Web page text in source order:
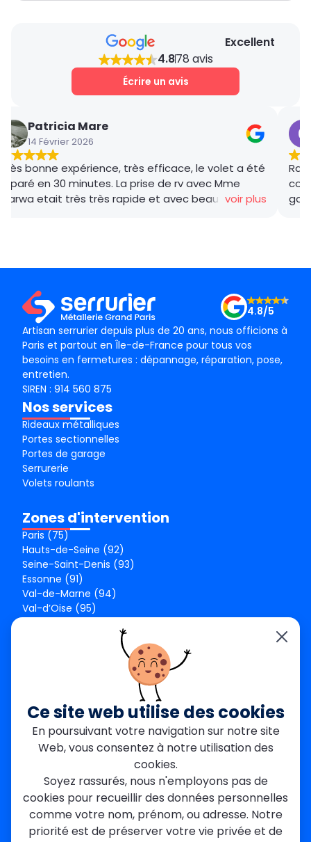
Excellent
4.878 avis
Écrire un avis
Patricia Mare
14 Février 2026
Très bonne expérience, très efficace, le volet a été
réparé en 30 minutes. La prise de rv avec Mme
Marwa etait très très rapide et avec beaucoup de
voir plus
Artisan serrurier depuis plus de 20 ans, nous officions à
Paris et partout en Île-de-France pour tous vos
besoins en fermetures : dépannage, réparation, pose,
entretien.
4.8/5
SIREN : 914 560 875
Nos services
Rideaux métalliques
Portes sectionnelles
Portes de garage
Serrurerie
Volets roulants
Zones d'intervention
Paris (75)
Hauts-de-Seine (92)
Seine-Saint-Denis (93)
Essonne (91)
Val-de-Marne (94)
Val-d’Oise (95)
Seine-Saint-Denis
Garges-lès-Gonesse
Val-de-Marne
Dourdan
Mantes-la-Jolie
Créteil
Seine-et-Marne
Ce site web utilise des cookies
En poursuivant votre navigation sur notre site
Web, vous consentez à notre utilisation des
cookies.
Soyez rassurés, nous n'employons pas de
cookies pour recueillir des données personnelles
comme votre nom, prénom, ou adresse. Notre
priorité est de préserver votre vie privée et de